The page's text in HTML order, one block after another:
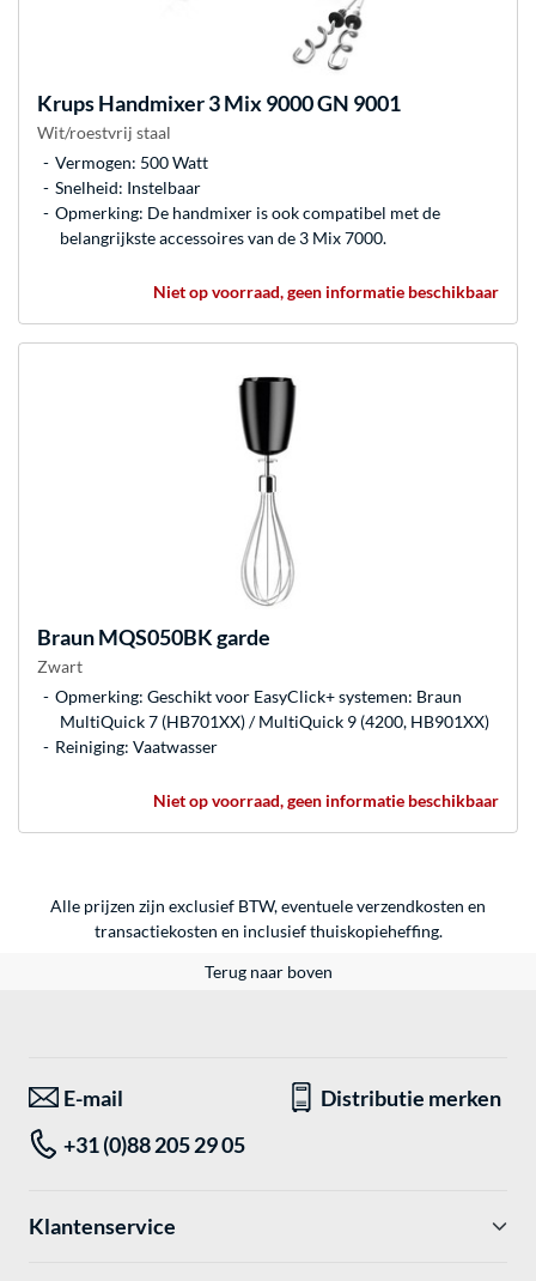
KrupsHandmixer 3 Mix 9000 GN 9001
Wit/roestvrij staal
Vermogen: 500 Watt
Snelheid: Instelbaar
Opmerking: De handmixer is ook compatibel met de
belangrijkste accessoires van de 3 Mix 7000.
Niet op voorraad, geen informatie beschikbaar
BraunMQS050BK garde
Zwart
Opmerking: Geschikt voor EasyClick+ systemen: Braun
MultiQuick 7 (HB701XX) / MultiQuick 9 (4200, HB901XX)
Reiniging: Vaatwasser
Niet op voorraad, geen informatie beschikbaar
Alle prijzen zijn exclusief BTW, eventuele verzendkosten en
transactiekosten en inclusief thuiskopieheffing.
Terug naar boven
E-mail
Distributie merken
+31 (0)88 205 29 05
Klantenservice